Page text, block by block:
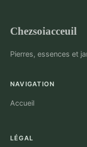
Chezsoiacceuil
Pierres, essences et
NAVIGATION
Accueil
LÉGAL